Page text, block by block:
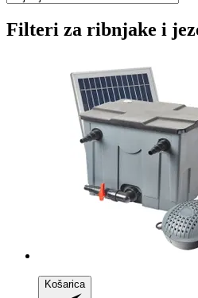
Filteri za ribnjake i
Košarica